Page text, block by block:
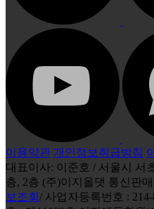
이용약관 개인정보취급방침
대표이사: 이준호 / 서울시 서
층, 2층 (주)이지올댓 통신판
보조회 / 사업자등록번호 :